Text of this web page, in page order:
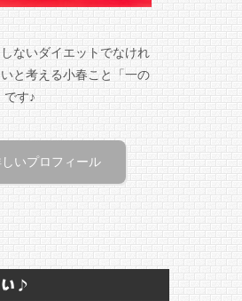
ないダイエットでなけれ
と考える小春こと「一の
です♪
いプロフィール
い♪